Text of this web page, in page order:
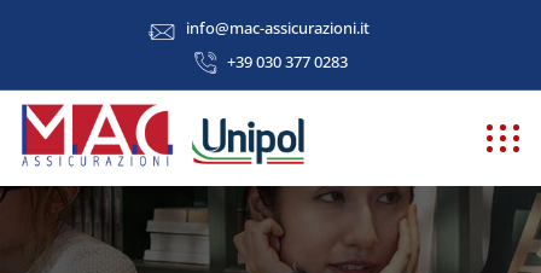
info@mac-assicurazioni.it
+39 030 377 0283